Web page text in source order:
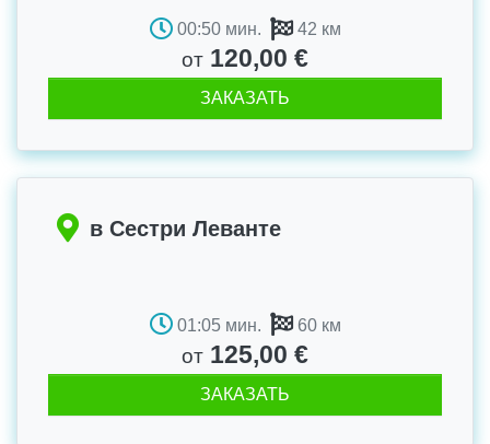
00:50 мин. 42 км
от 120,00 €
ЗАКАЗАТЬ
в Сестри Леванте
01:05 мин. 60 км
от 125,00 €
ЗАКАЗАТЬ